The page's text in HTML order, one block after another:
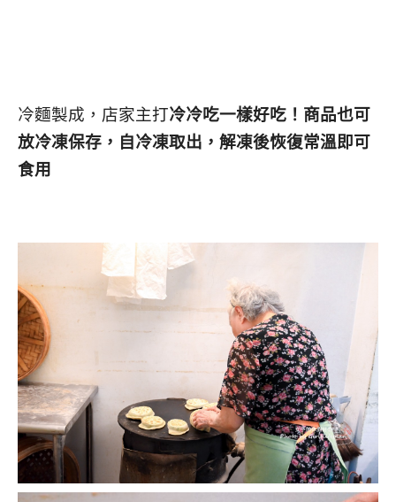
冷麵製成，店家主打冷冷吃一樣好吃！商品也可
放冷凍保存，自冷凍取出，解凍後恢復常溫即可
食用